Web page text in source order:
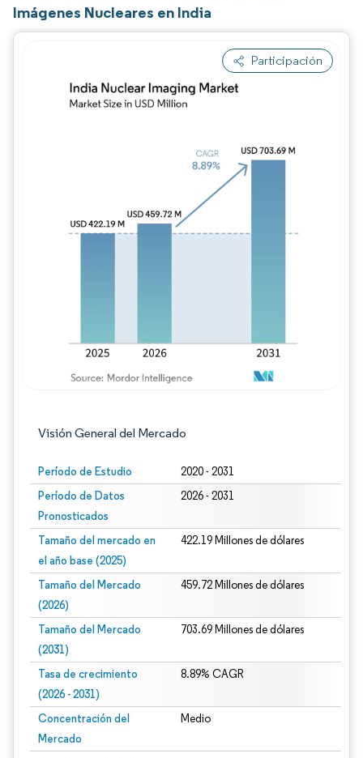
Imágenes Nucleares en India
Participación
Visión General del Mercado
Período de Estudio 2020 - 2031
Período de Datos
Pronosticados
2026 - 2031
Tamaño del mercado en
el año base (2025)
422.19 Millones de dólares
Tamaño del Mercado
(2026)
459.72 Millones de dólares
Tamaño del Mercado
(2031)
703.69 Millones de dólares
Tasa de crecimiento
(2026 - 2031)
8.89% CAGR
Concentración del
Mercado
Medio